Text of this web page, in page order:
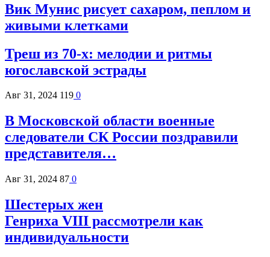
Вик Мунис рисует сахаром, пеплом и
живыми клетками
Треш из 70-х: мелодии и ритмы
югославской эстрады
Авг 31, 2024 119 0
В Московской области военные
следователи СК России поздравили
представителя…
Авг 31, 2024 87 0
Шестерых жен
Генриха VIII рассмотрели как
индивидуальности